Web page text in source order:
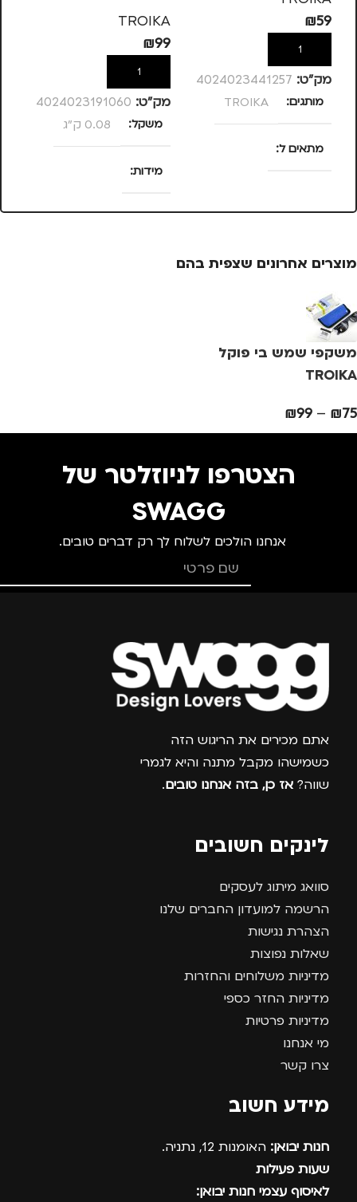
₪59
הוספה לסל
מק”ט: 4024023441257
מותגים TROIKA
מתאים ל
TROIKA
₪99
הוספה לסל
מק”ט: 4024023191060
משקל 0.08 ק"ג
מידות
25 × 13.5 × 4
גברים
מוצרים אחרונים שצפית בהם
משקפי שמש בי פוקל
TROIKA
₪75
–
₪99
הצטרפו לניוזלטר של
SWAGG
אנחנו הולכים לשלוח לך רק דברים טובים.
צרפו אותי למועדון
אתם מכירים את הריגוש הזה
כשמישהו מקבל מתנה והיא לגמרי
שווה? אז כן, בזה אנחנו טובים.
לינקים חשובים
סוואג מיתוג לעסקים
הרשמה למועדון החברים שלנו
הצהרת נגישות
שאלות נפוצות
מדיניות משלוחים והחזרות
מדיניות החזר כספי
מדיניות פרטיות
מי אנחנו
צרו קשר
מידע חשוב
חנות יבואן: האומנות 12, נתניה.
שעות פעילות
לאיסוף עצמי חנות יבואן: